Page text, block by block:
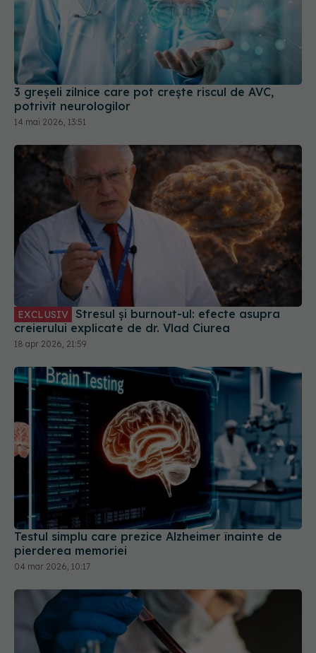
3 greșeli zilnice care pot crește riscul de AVC,
potrivit neurologilor
14 mai 2026, 13:51
EXCLUSIV
creierului explicate de dr. Vlad Ciurea
18 apr 2026, 21:59
Testul simplu care prezice Alzheimer înainte de
pierderea memoriei
04 mar 2026, 10:17